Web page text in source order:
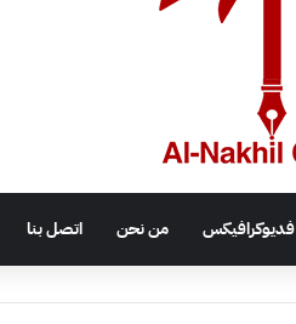
فديوكرافيكس من نحن اتصل بنا